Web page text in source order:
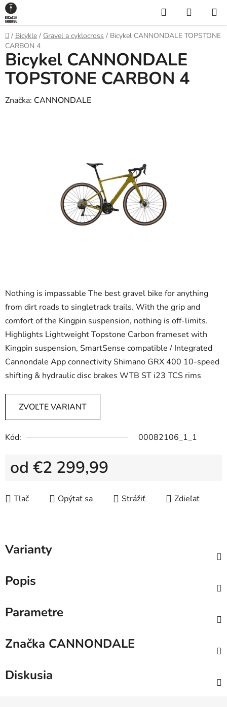
Prejsť
na
obsah
Hľadať
KOŠÍK
Domov
/ Bicykle / Gravel a cyklocross / Bicykel CANNONDALE TOPSTONE
CARBON 4
Nothing is impassable The best gravel bike for anything
from dirt roads to singletrack trails. With the grip and
comfort of the Kingpin suspension, nothing is off-limits.
Highlights Lightweight Topstone Carbon frameset with
Kingpin suspension, SmartSense compatible / Integrated
Cannondale App connectivity Shimano GRX 400 10-speed
shifting & hydraulic disc brakes WTB ST i23 TCS rims
ZVOĽTE VARIANT
Kód: 00082106_1_1
od €2 299,99
Tlač
Opýtať sa Strážiť Zdieľať
Bicykel CANNONDALE
TOPSTONE CARBON 4
Značka: CANNONDALE
Varianty
Popis
Parametre
Značka CANNONDALE
Diskusia